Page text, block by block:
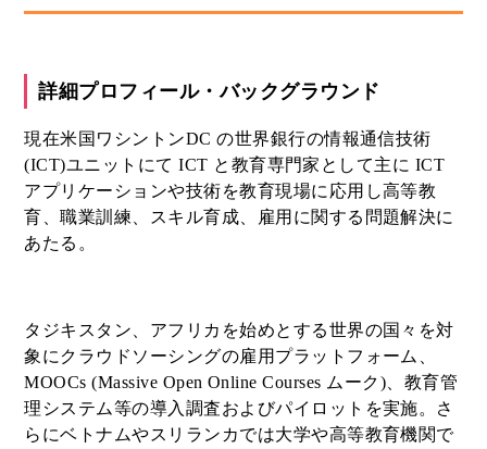
詳細プロフィール・バックグラウンド
現在米国ワシントンDC の世界銀行の情報通信技術
(ICT)ユニットにて ICT と教育専門家として主に ICT
アプリケーションや技術を教育現場に応用し高等教
育、職業訓練、スキル育成、雇用に関する問題解決に
あたる。
タジキスタン、アフリカを始めとする世界の国々を対
象にクラウドソーシングの雇用プラットフォーム、
MOOCs (Massive Open Online Courses ムーク)、教育管
理システム等の導入調査およびパイロットを実施。さ
らにベトナムやスリランカでは大学や高等教育機関で